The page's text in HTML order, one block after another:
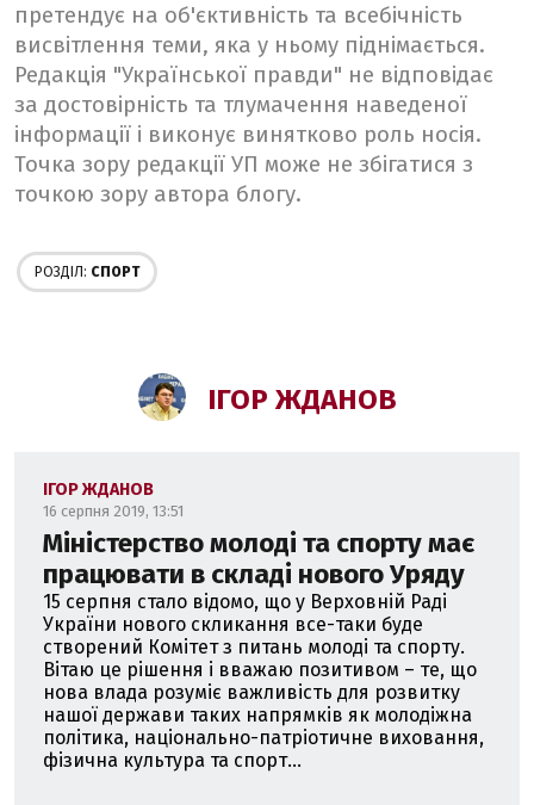
претендує на об'єктивність та всебічність
висвітлення теми, яка у ньому піднімається.
Редакція "Української правди" не відповідає
за достовірність та тлумачення наведеної
інформації і виконує винятково роль носія.
Точка зору редакції УП може не збігатися з
точкою зору автора блогу.
РОЗДІЛ: СПОРТ
ІГОР ЖДАНОВ
ІГОР ЖДАНОВ
16 серпня 2019, 13:51
Міністерство молоді та спорту має
працювати в складі нового Уряду
15 серпня стало відомо, що у Верховній Раді
України нового скликання все-таки буде
створений Комітет з питань молоді та спорту.
Вітаю це рішення і вважаю позитивом – те, що
нова влада розуміє важливість для розвитку
нашої держави таких напрямків як молодіжна
політика, національно-патріотичне виховання,
фізична культура та спорт...